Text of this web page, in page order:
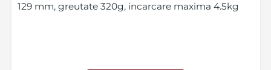
129 mm, greutate 320g, incarcare maxima 4.5kg